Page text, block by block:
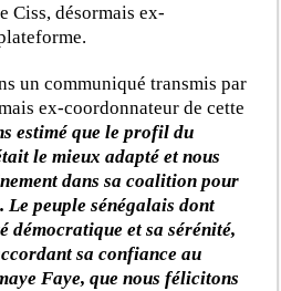
Ciss, désormais ex-
un communiqué transmis par
ex-coordonnateur de cette
estimé que le profil du
le mieux adapté et nous
dans sa coalition pour
peuple sénégalais dont
démocratique et sa sérénité,
sa confiance au
Faye, que nous félicitons